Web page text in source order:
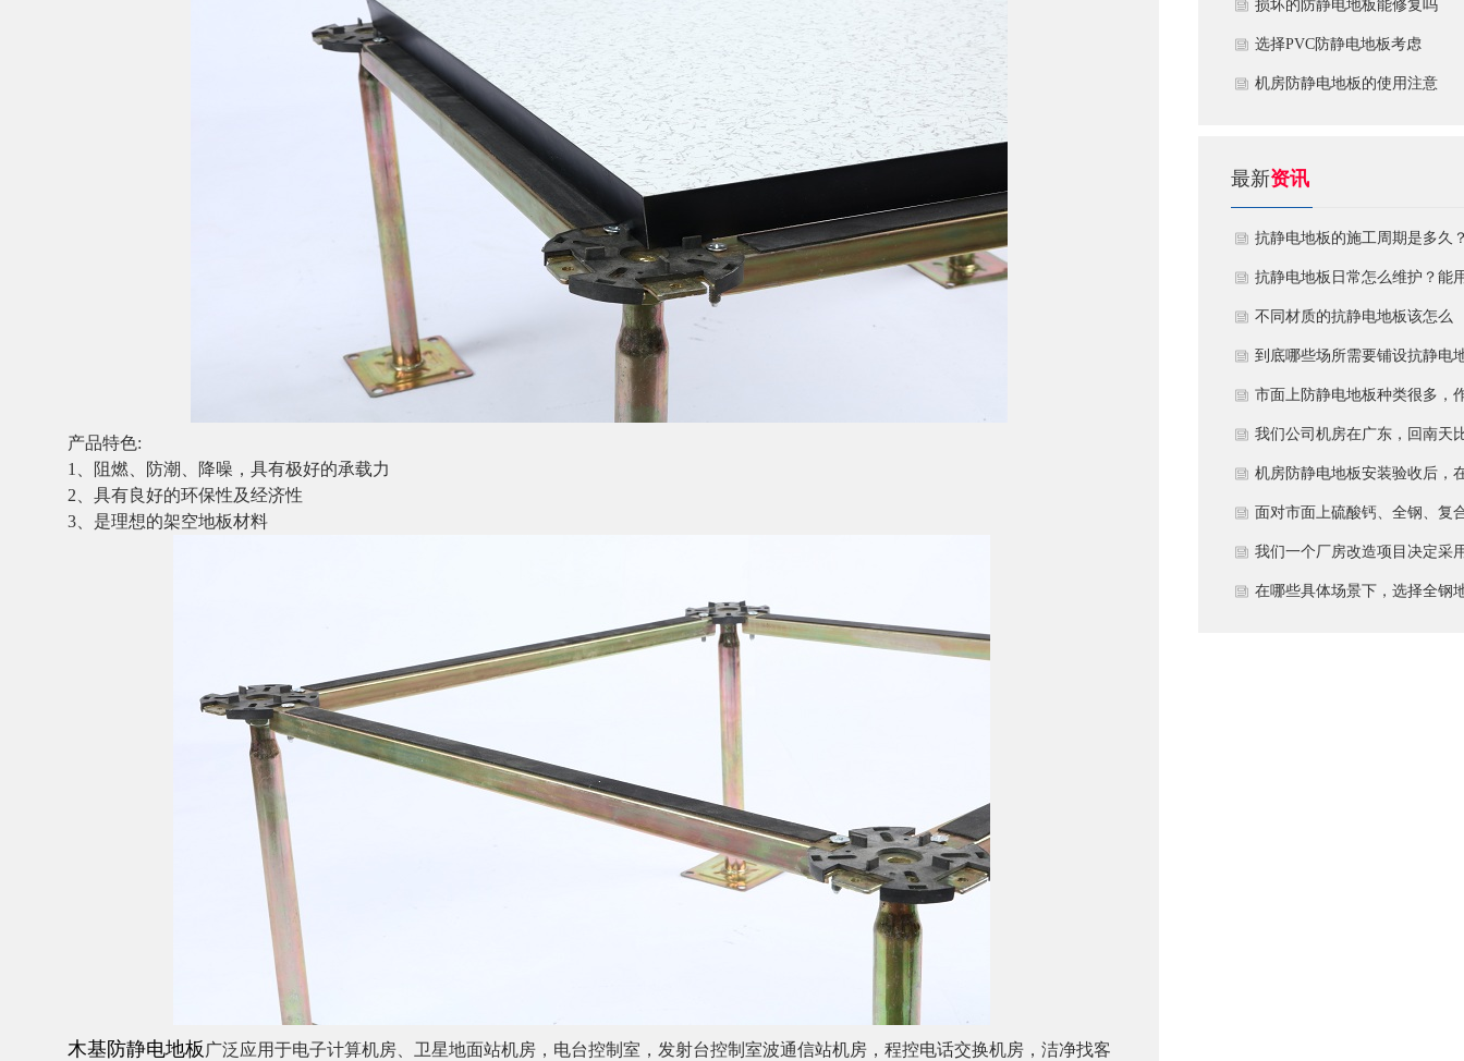
产品特色:
1、阻燃、防潮、降噪，具有极好的承载力
2、具有良好的环保性及经济性
3、是理想的架空地板材料
木基防静电地板 广泛应用于电子计算机房、卫星地面站机房，电台控制室，发射台控制室波通信站机房，程控电话交换机房，洁净找客
损坏的防静电地板能修复吗
​选择PVC防静电地板考虑
机房防静电地板的使用注意
最新资讯
抗静电地板的施工周期是多久
需要注意什么?
抗静电地板日常怎么维护？能
多久？
不同材质的抗静电地板该怎么
选？
到底哪些场所需要铺设抗静电
板？
市面上防静电地板种类很多，
为采购方，我们该如何鉴别地
的质量好坏？所谓的“系统电
阻”为什么很重要？
我们公司机房在广东，回南天
较潮湿，这种环境下使用防静
地板要注意什么？日常维护有
些要点？
机房防静电地板安装验收后，
日常运维中常常被忽视。请问
一套规范的、可操作的维护规
应包含哪些内容？有哪些“小问
面对市面上硫酸钙、全钢、复
等多种类型的机房防静电地板
我们该如何科学选型？除了预
我们一个厂房改造项目决定采
全钢防静电地板。听说它的安
在哪些具体场景下，选择全钢